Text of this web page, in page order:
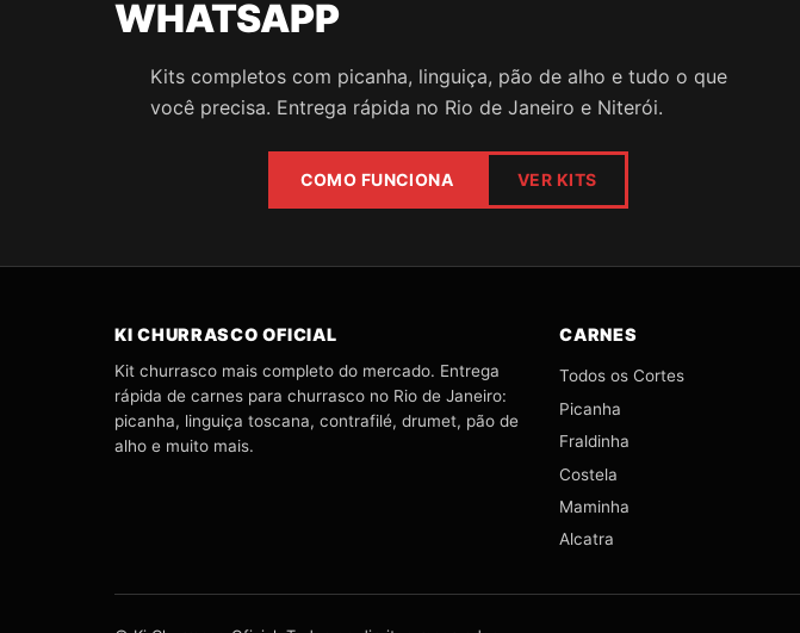
WHATSAPP
Kits completos com picanha, linguiça, pão de alho e tudo o que
você precisa. Entrega rápida no Rio de Janeiro e Niterói.
COMO FUNCIONA VER KITS
KI CHURRASCO OFICIAL
Kit churrasco mais completo do mercado. Entrega
rápida de carnes para churrasco no Rio de Janeiro:
picanha, linguiça toscana, contrafilé, drumet, pão de
alho e muito mais.
CARNES
Todos os Cortes
Picanha
Fraldinha
Costela
Maminha
Alcatra